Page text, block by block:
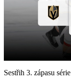
Sestřih 3. zápasu